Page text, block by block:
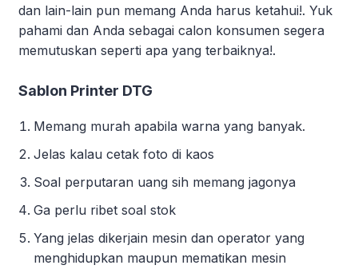
dan lain-lain pun memang Anda harus ketahui!. Yuk
pahami dan Anda sebagai calon konsumen segera
memutuskan seperti apa yang terbaiknya!.
Sablon Printer DTG
Memang murah apabila warna yang banyak.
Jelas kalau cetak foto di kaos
Soal perputaran uang sih memang jagonya
Ga perlu ribet soal stok
Yang jelas dikerjain mesin dan operator yang
menghidupkan maupun mematikan mesin